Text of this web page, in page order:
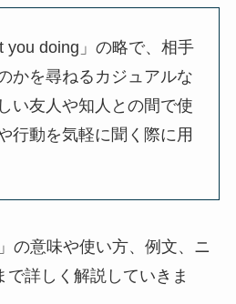
you doing」の略で、相手
かを尋ねるカジュアルな
い友人や知人との間で使
行動を気軽に聞く際に用
の意味や使い方、例文、ニ
で詳しく解説していきま